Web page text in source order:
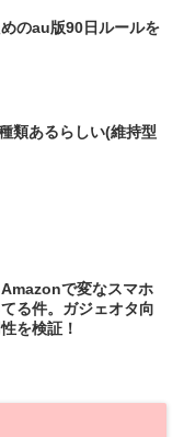
のau版90日ルールを
類あるらしい(維持型
Amazonで変なスマホ
る件。ガジェオタ向
を検証！